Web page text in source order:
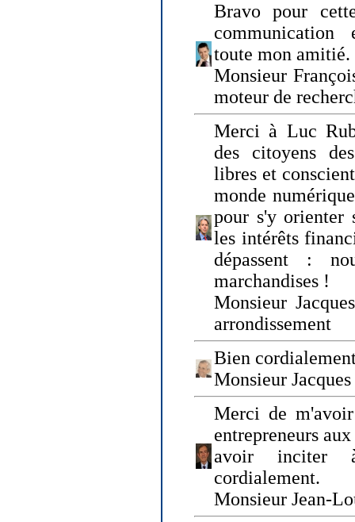
Bravo pour
communication
toute mon amitié.
Monsieur
moteur de
Merci à Luc
des citoyens
libres et
monde
pour s'y orienter
les intérêts
dépassent :
marchandises !
Monsieur
arrondissement
Bien
Monsieur
Merci de
entrepreneurs
avoir inciter
cordialement.
Monsieur Jean-